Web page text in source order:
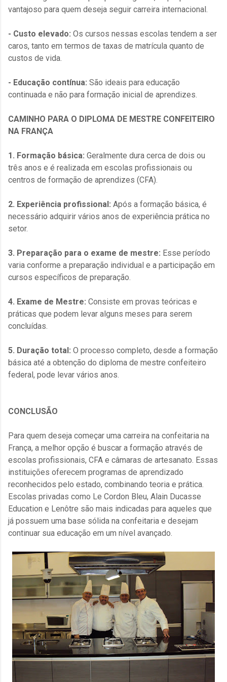
vantajoso para quem deseja seguir carreira internacional.
- Custo elevado: Os cursos nessas escolas tendem a ser
caros, tanto em termos de taxas de matrícula quanto de
custos de vida.
- Educação contínua: São ideais para educação
continuada e não para formação inicial de aprendizes.
CAMINHO PARA O DIPLOMA DE MESTRE CONFEITEIRO
NA FRANÇA
1. Formação básica: Geralmente dura cerca de dois ou
três anos e é realizada em escolas profissionais ou
centros de formação de aprendizes (CFA).
2. Experiência profissional: Após a formação básica, é
necessário adquirir vários anos de experiência prática no
setor.
3. Preparação para o exame de mestre: Esse período
varia conforme a preparação individual e a participação em
cursos específicos de preparação.
4. Exame de Mestre: Consiste em provas teóricas e
práticas que podem levar alguns meses para serem
concluídas.
5. Duração total: O processo completo, desde a formação
básica até a obtenção do diploma de mestre confeiteiro
federal, pode levar vários anos.
CONCLUSÃO
Para quem deseja começar uma carreira na confeitaria na
França, a melhor opção é buscar a formação através de
escolas profissionais, CFA e câmaras de artesanato. Essas
instituições oferecem programas de aprendizado
reconhecidos pelo estado, combinando teoria e prática.
Escolas privadas como Le Cordon Bleu, Alain Ducasse
Education e Lenôtre são mais indicadas para aqueles que
já possuem uma base sólida na confeitaria e desejam
continuar sua educação em um nível avançado.